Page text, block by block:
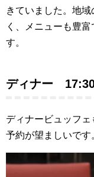
きていました。地
く、メニューも豊
す。
ディナー
ディナービュッフ
予約が望ましいです